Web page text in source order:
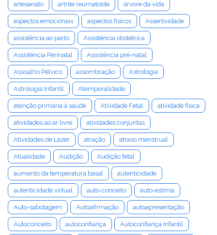
artesanato artrite reumatoide árvore da vida
aspectos emocionais aspectos físicos Assertividade
assistência ao parto Assistência obstétrica
Assistência Perinatal Assistência pré-natal
Assoalho Pélvico assombração Astrologia
Astrologia Infantil Atemporalidade
atenção primária à saúde Atividade Fetal atividade física
atividades ao ar livre atividades conjuntas
Atividades de Lazer atração atraso menstrual
Atualidade Audição Audição fetal
aumento da temperatura basal autenticidade
autenticidade virtual auto-conceito auto-estima
Auto-sabotagem Autoafirmação autoapresentação
Autoconceito autoconfiança Autoconfiança Infantil